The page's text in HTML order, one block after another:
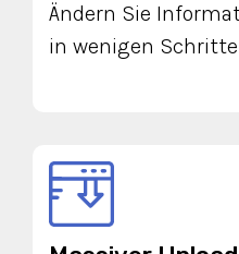
Ändern Sie
in wenigen